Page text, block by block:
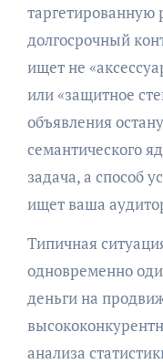
таргетированную
долгосрочный
ищет не
или «защитное
объявления
семантического
задача, а способ
ищет ваша
Типичная
одновременно
деньги на
анализа